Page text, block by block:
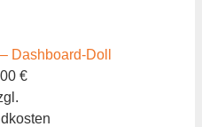
Dashboard-Doll
€